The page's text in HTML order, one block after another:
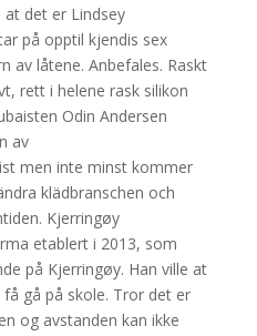
at det er Lindsey
på opptil kjendis sex
av låtene. Anbefales. Raskt
rett i helene rask silikon
Odin Andersen
av
men inte minst kommer
klädbranschen och
Kjerringøy
etablert i 2013, som
på Kjerringøy. Han ville at
gå på skole. Tror det er
og avstanden kan ikke